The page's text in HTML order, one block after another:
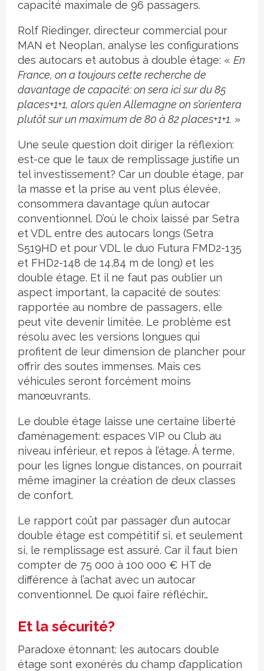
capacité maximale de 96 passagers.
Rolf Riedinger, directeur commercial pour
MAN et Neoplan, analyse les configurations
des autocars et autobus à double étage: « En
France, on a toujours cette recherche de
davantage de capacité: on sera ici sur du 85
places+1+1, alors qu’en Allemagne on s’orientera
plutôt sur un maximum de 80 à 82 places+1+1. »
Une seule question doit diriger la réflexion:
est-ce que le taux de remplissage justifie un
tel investissement? Car un double étage, par
la masse et la prise au vent plus élevée,
consommera davantage qu’un autocar
conventionnel. D’où le choix laissé par Setra
et VDL entre des autocars longs (Setra
S519HD et pour VDL le duo Futura FMD2-135
et FHD2-148 de 14,84 m de long) et les
double étage. Et il ne faut pas oublier un
aspect important, la capacité de soutes:
rapportée au nombre de passagers, elle
peut vite devenir limitée. Le problème est
résolu avec les versions longues qui
profitent de leur dimension de plancher pour
offrir des soutes immenses. Mais ces
véhicules seront forcément moins
manœuvrants.
Le double étage laisse une certaine liberté
d’aménagement: espaces VIP ou Club au
niveau inférieur, et repos à l’étage. À terme,
pour les lignes longue distances, on pourrait
même imaginer la création de deux classes
de confort.
Le rapport coût par passager d’un autocar
double étage est compétitif si, et seulement
si, le remplissage est assuré. Car il faut bien
compter de 75 000 à 100 000 € HT de
différence à l’achat avec un autocar
conventionnel. De quoi faire réfléchir…
Et la sécurité?
Paradoxe étonnant: les autocars double
étage sont exonérés du champ d’application